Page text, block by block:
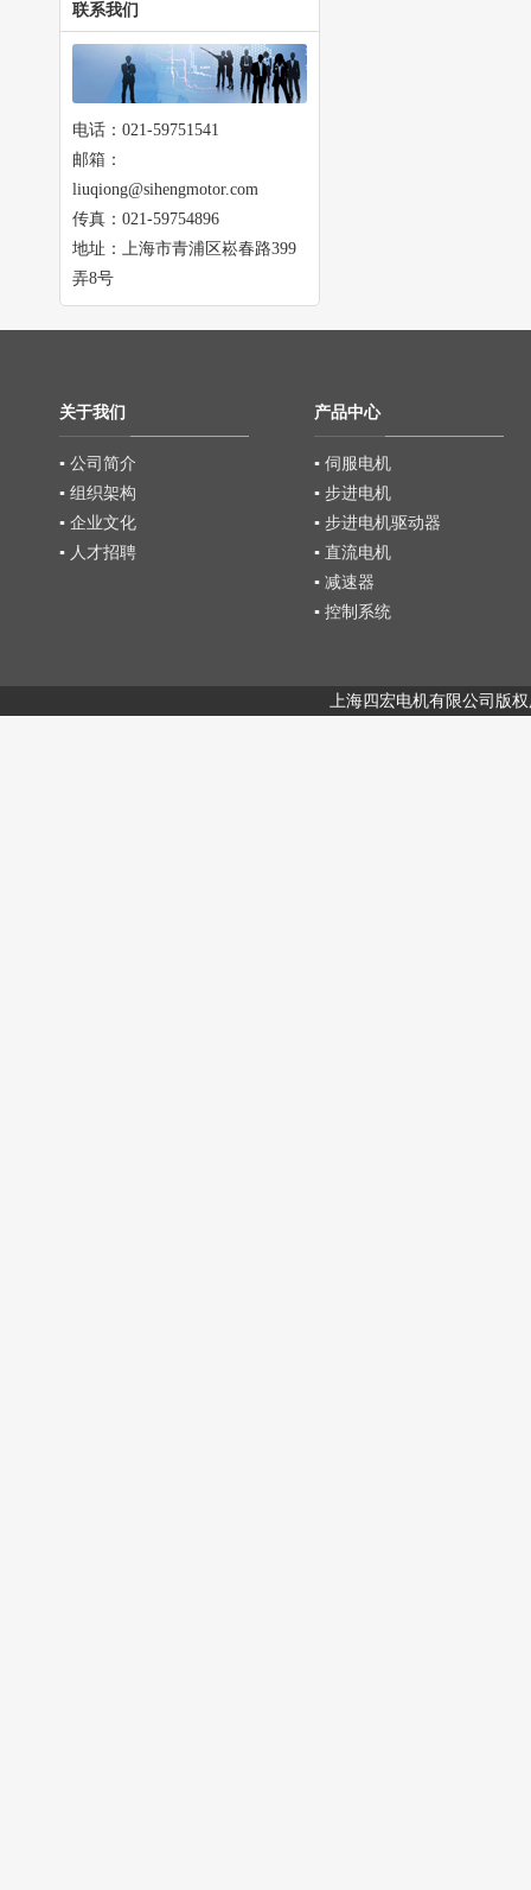
联系我们
电话：021-59751541
邮箱：
liuqiong@sihengmotor.com
传真：021-59754896
地址：上海市青浦区崧春路399
弄8号
关于我们
▪ 公司简介
▪ 组织架构
▪ 企业文化
▪ 人才招聘
产品中心
▪ 伺服电机
▪ 步进电机
▪ 步进电机驱动器
▪ 直流电机
▪ 减速器
▪ 控制系统
上海四宏电机有限公司版